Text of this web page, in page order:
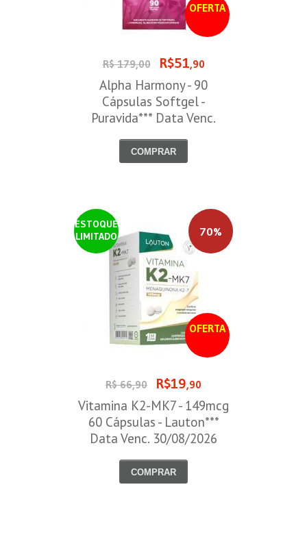
OFERTA
R$ 179,00 R$51,90
Alpha Harmony - 90
Cápsulas Softgel -
Puravida*** Data Venc.
COMPRAR
ESTOQUE
LIMITADO
OFERTA
70%
R$ 66,90 R$19,90
Vitamina K2-MK7 - 149mcg
60 Cápsulas - Lauton***
Data Venc. 30/08/2026
COMPRAR